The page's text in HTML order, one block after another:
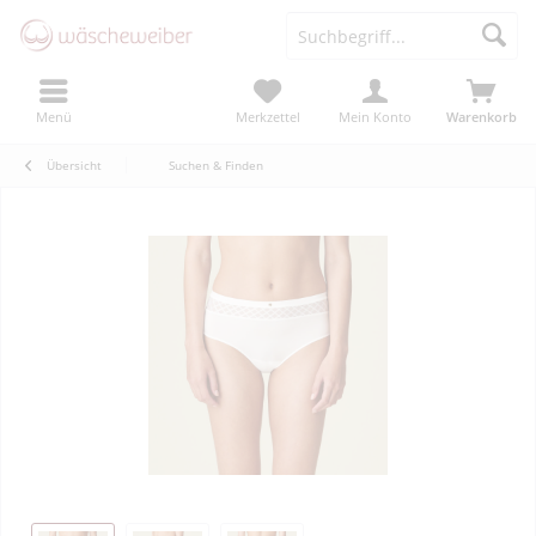
Menü Warenkorb
Merkzettel Mein Konto
Übersicht Suchen & Finden